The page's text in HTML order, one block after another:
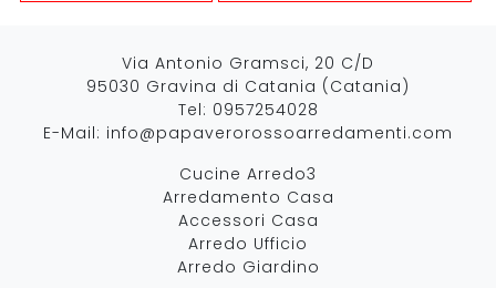
Via Antonio Gramsci, 20 C/D
95030 Gravina di Catania (Catania)
Tel: 0957254028
E-Mail: info@papaverorossoarredamenti.com
Cucine Arredo3
Arredamento Casa
Accessori Casa
Arredo Ufficio
Arredo Giardino